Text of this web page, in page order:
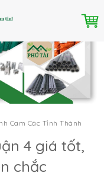
Cam Các Tỉnh Thành
4 giá tốt,
chắc